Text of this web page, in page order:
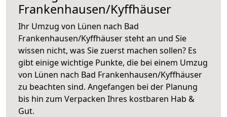
Frankenhausen/Kyffhäuser
Ihr Umzug von Lünen nach Bad
Frankenhausen/Kyffhäuser steht an und Sie
wissen nicht, was Sie zuerst machen sollen? Es
gibt einige wichtige Punkte, die bei einem Umzug
von Lünen nach Bad Frankenhausen/Kyffhäuser
zu beachten sind. Angefangen bei der Planung
bis hin zum Verpacken Ihres kostbaren Hab &
Gut.